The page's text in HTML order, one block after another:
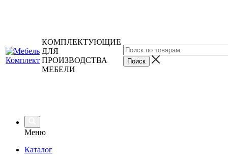
КОМПЛЕКТУЮЩИЕ
ДЛЯ
ПРОИЗВОДСТВА
МЕБЕЛИ
Меню
Каталог